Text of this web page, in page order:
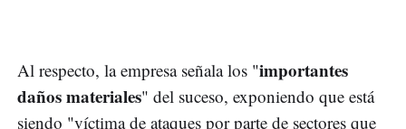
Al respecto, la empresa señala los "importantes
daños materiales" del suceso, exponiendo que está
siendo "víctima de ataques por parte de sectores que